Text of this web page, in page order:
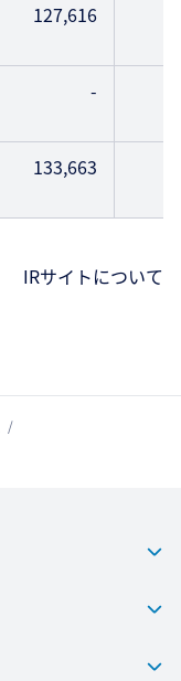
127,616
-
133,663
IRサイトについて